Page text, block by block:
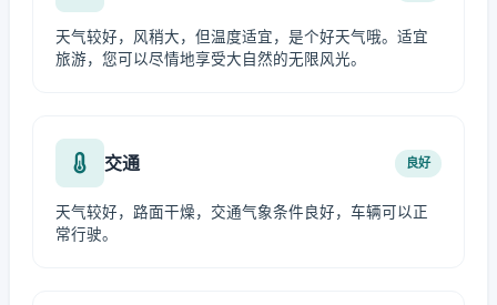
天气较好，风稍大，但温度适宜，是个好天气哦。适宜
旅游，您可以尽情地享受大自然的无限风光。
交通 良好
天气较好，路面干燥，交通气象条件良好，车辆可以正
常行驶。